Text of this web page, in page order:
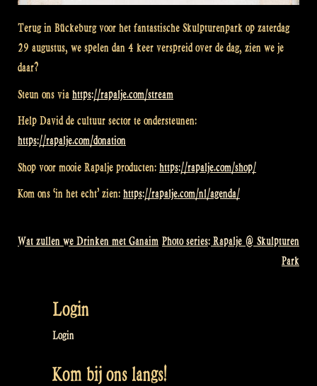
Terug in Bückeburg voor het fantastische Skulpturenpark op zaterdag
29 augustus, we spelen dan 4 keer verspreid over de dag, zien we je
daar?
Steun ons via https://rapalje.com/stream
Help David de cultuur sector te ondersteunen:
https://rapalje.com/donation
Shop voor mooie Rapalje producten: https://rapalje.com/shop/
Kom ons ‘in het echt’ zien: https://rapalje.com/nl/agenda/
Bericht
Wat zullen we Drinken met Ganaim Photo series: Rapalje @ Skulpturen
Park
Login
Login
Kom bij ons langs!